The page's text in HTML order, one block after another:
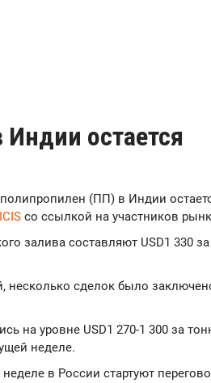
остается
(ПП) в Индии
ICIS со ссылкой на участников
залива составляют USD1 330 за
несколько сделок было
на уровне USD1 270-1 300 за
неделе.
неделе в России стартуют